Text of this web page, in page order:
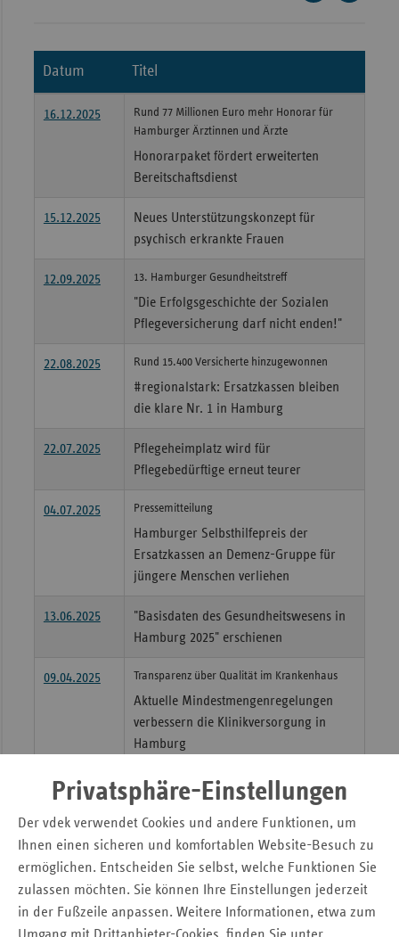
Privatsphäre-Einstellungen
Der vdek verwendet Cookies und andere Funktionen, um
Ihnen einen sicheren und komfortablen Website-Besuch zu
ermöglichen. Entscheiden Sie selbst, welche Funktionen Sie
zulassen möchten. Sie können Ihre Einstellungen jederzeit
in der Fußzeile anpassen. Weitere Informationen, etwa zum
auf
teilen
E-
Datum Titel
16.12.2025
Rund 77 Millionen Euro mehr Honorar für
Hamburger Ärztinnen und Ärzte
Honorarpaket fördert erweiterten
Bereitschaftsdienst
15.12.2025
Neues Unterstützungskonzept für
psychisch erkrankte Frauen
12.09.2025 13. Hamburger Gesundheitstreff
"Die Erfolgsgeschichte der Sozialen
Pflegeversicherung darf nicht enden!"
22.08.2025 Rund 15.400 Versicherte hinzugewonnen
#regionalstark: Ersatzkassen bleiben
die klare Nr. 1 in Hamburg
22.07.2025
Pflegeheimplatz wird für
Pflegebedürftige erneut teurer
04.07.2025 Pressemitteilung
Hamburger Selbsthilfepreis der
Ersatzkassen an Demenz-Gruppe für
jüngere Menschen verliehen
13.06.2025
"Basisdaten des Gesundheitswesens in
Hamburg 2025" erschienen
09.04.2025 Transparenz über Qualität im Krankenhaus
Aktuelle Mindestmengenregelungen
verbessern die Klinikversorgung in
Hamburg
02.04.2025
vdek-Zukunftspreis zum Thema
Therapietreue: Bewerbungsschluss
rückt näher
06.03.2025
Wertschätzung für Engagement in
gesundheitsbezogener Selbsthilfe
Endspurt für "Hamburger
Selbsthilfepreis" 2025 - Bewerbungen